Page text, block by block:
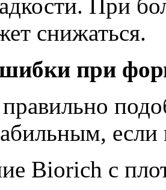
При
снижаться.
при
Biorich с